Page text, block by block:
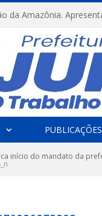
PUBLICAÇÕES
início do mandato da